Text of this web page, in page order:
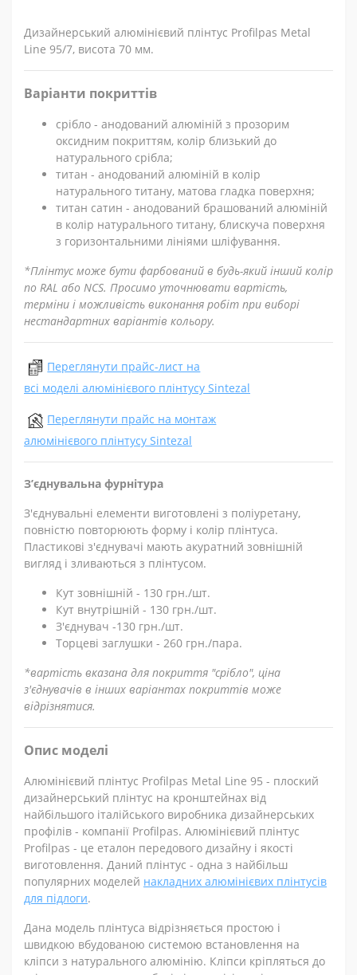
Дизайнерський алюмінієвий плінтус Profilpas Metal
Line 95/7, висота 70 мм.
Варіанти покриттів
срібло - анодований алюміній з прозорим
оксидним покриттям, колір близький до
натурального срібла;
титан - анодований алюміній в колір
натурального титану, матова гладка поверхня;
титан сатин - анодований брашований алюміній
в колір натурального титану, блискуча поверхня
з горизонтальними лініями шліфування.
*Плінтус може бути фарбований в будь-який інший колір
по RAL або NCS. Просимо уточнювати вартість,
терміни і можливість виконання робіт при виборі
нестандартних варіантів кольору.
Переглянути прайс-лист на
всі моделі алюмінієвого плінтусу Sintezal
Переглянути прайс на монтаж
алюмінієвого плінтусу Sintezal
З’єднувальна фурнітура
З'єднувальні елементи виготовлені з поліуретану,
повністю повторюють форму і колір плінтуса.
Пластикові з'єднувачі мають акуратний зовнішній
вигляд і зливаються з плінтусом.
Кут зовнішній - 130 грн./шт.
Кут внутрішній - 130 грн./шт.
З'єднувач -130 грн./шт.
Торцеві заглушки - 260 грн./пара.
*вартість вказана для покриття "срібло", ціна
з'єднувачів в інших варіантах покриттів може
відрізнятися.
Опис моделі
Алюмінієвий плінтус Profilpas Metal Line 95 - плоский
дизайнерський плінтус на кронштейнах від
найбільшого італійського виробника дизайнерських
профілів - компанії Profilpas. Алюмінієвий плінтус
Profilpas - це еталон передового дизайну і якості
виготовлення. Даний плінтус - одна з найбільш
популярних моделей накладних алюмінієвих плінтусів
для підлоги.
Дана модель плінтуса відрізняється простою і
швидкою вбудованою системою встановлення на
кліпси з натурального алюмінію. Кліпси кріпляться до